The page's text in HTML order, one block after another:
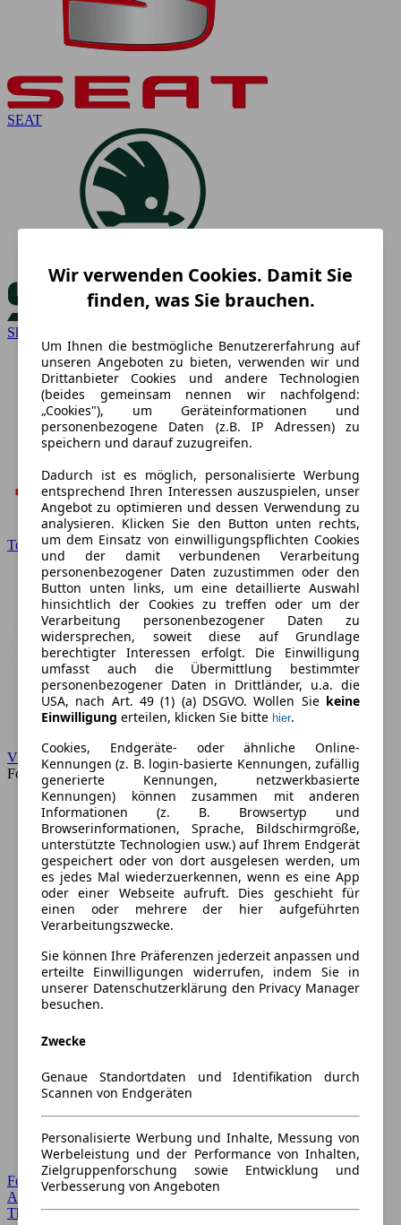
SEAT
Skoda
Toyota
VW
Forum
Forum Startseite
Alle Auto-Foren
Themen-Forum
Wir verwenden Cookies. Damit Sie
finden, was Sie brauchen.
Um Ihnen die bestmögliche Benutzererfahrung auf
unseren Angeboten zu bieten, verwenden wir und
Drittanbieter Cookies und andere Technologien
(beides gemeinsam nennen wir nachfolgend:
„Cookies"), um Geräteinformationen und
personenbezogene Daten (z.B. IP Adressen) zu
speichern und darauf zuzugreifen.
Dadurch ist es möglich, personalisierte Werbung
entsprechend Ihren Interessen auszuspielen, unser
Angebot zu optimieren und dessen Verwendung zu
analysieren. Klicken Sie den Button unten rechts,
um dem Einsatz von einwilligungspflichten Cookies
und der damit verbundenen Verarbeitung
personenbezogener Daten zuzustimmen oder den
Button unten links, um eine detaillierte Auswahl
hinsichtlich der Cookies zu treffen oder um der
Verarbeitung personenbezogener Daten zu
widersprechen, soweit diese auf Grundlage
berechtigter Interessen erfolgt. Die Einwilligung
umfasst auch die Übermittlung bestimmter
personenbezogener Daten in Drittländer, u.a. die
USA, nach Art. 49 (1) (a) DSGVO. Wollen Sie keine
Einwilligung erteilen, klicken Sie bitte hier.
Cookies, Endgeräte- oder ähnliche Online-
Kennungen (z. B. login-basierte Kennungen, zufällig
generierte Kennungen, netzwerkbasierte
Kennungen) können zusammen mit anderen
Informationen (z. B. Browsertyp und
Browserinformationen, Sprache, Bildschirmgröße,
unterstützte Technologien usw.) auf Ihrem Endgerät
gespeichert oder von dort ausgelesen werden, um
es jedes Mal wiederzuerkennen, wenn es eine App
oder einer Webseite aufruft. Dies geschieht für
einen oder mehrere der hier aufgeführten
Verarbeitungszwecke.
Sie können Ihre Präferenzen jederzeit anpassen und
erteilte Einwilligungen widerrufen, indem Sie in
unserer Datenschutzerklärung den Privacy Manager
besuchen.
Zwecke
Genaue Standortdaten und Identifikation durch
Scannen von Endgeräten
Personalisierte Werbung und Inhalte, Messung von
Werbeleistung und der Performance von Inhalten,
Zielgruppenforschung sowie Entwicklung und
Verbesserung von Angeboten